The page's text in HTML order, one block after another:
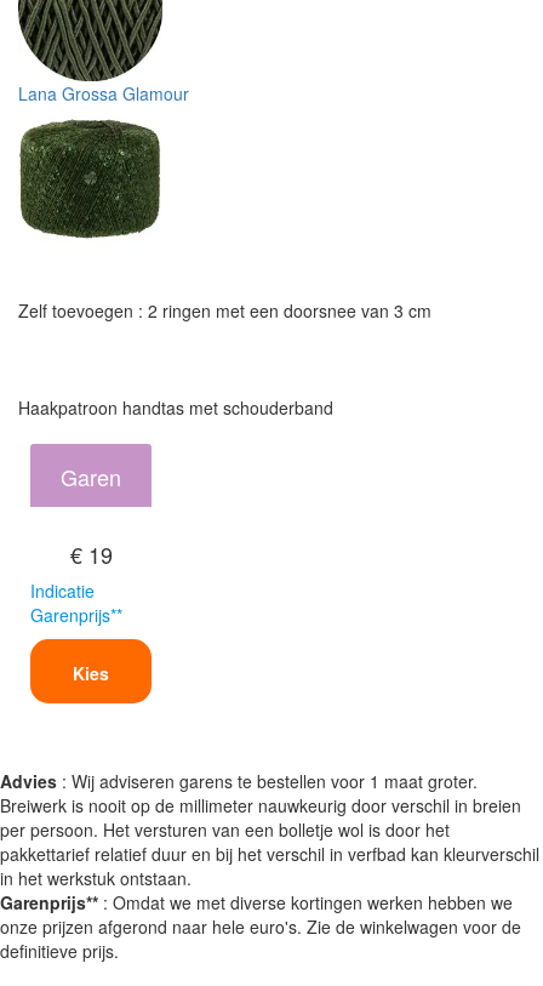
Lana Grossa Glamour
Zelf toevoegen : 2 ringen met een doorsnee van 3 cm
Haakpatroon handtas met schouderband
Garen
€ 19
Indicatie
Garenprijs**
Kies
Advies : Wij adviseren garens te bestellen voor 1 maat groter.
Breiwerk is nooit op de millimeter nauwkeurig door verschil in breien
per persoon. Het versturen van een bolletje wol is door het
pakkettarief relatief duur en bij het verschil in verfbad kan kleurverschil
in het werkstuk ontstaan.
Garenprijs** : Omdat we met diverse kortingen werken hebben we
onze prijzen afgerond naar hele euro's. Zie de winkelwagen voor de
definitieve prijs.